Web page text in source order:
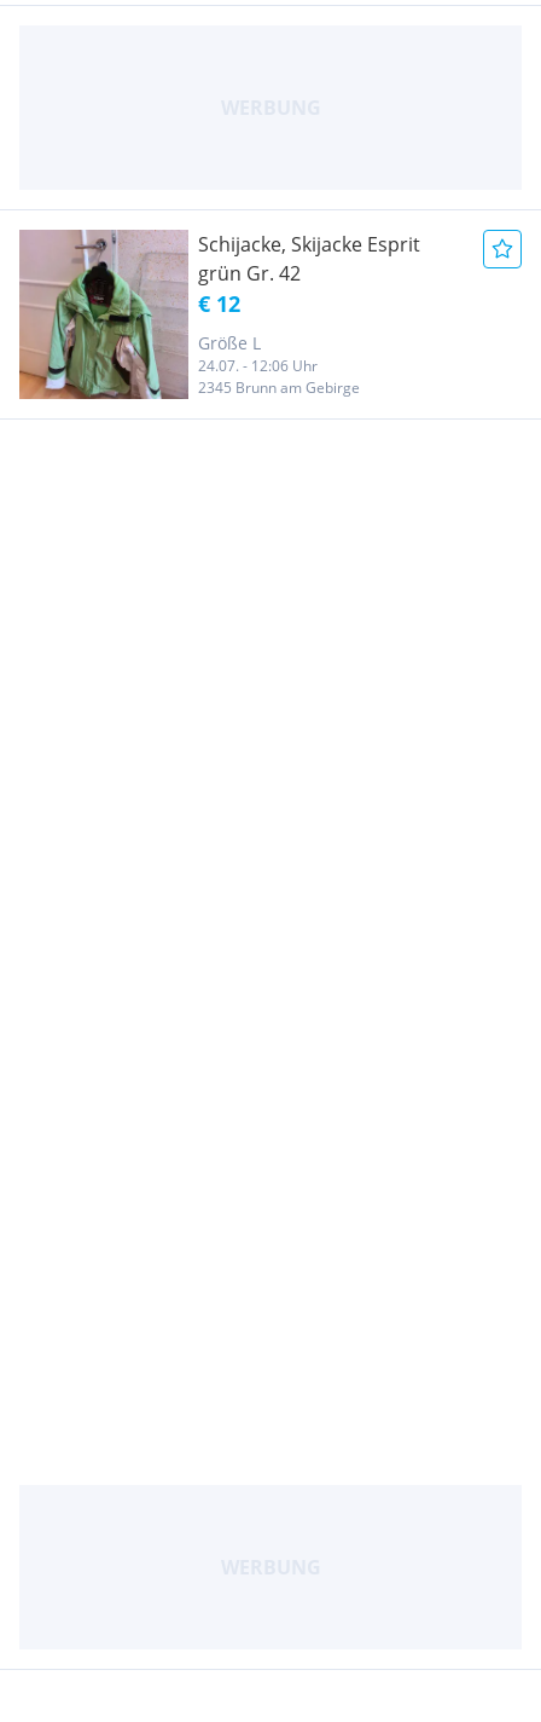
Schijacke, Skijacke Esprit
grün Gr. 42
€ 12
Größe L
24.07. - 12:06 Uhr
2345 Brunn am Gebirge